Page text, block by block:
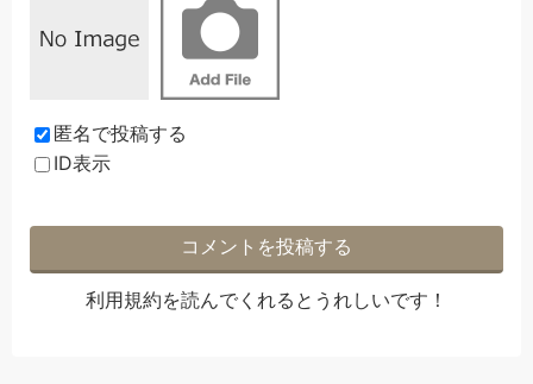
匿名で投稿する
ID表示
利用規約を読んでくれるとうれしいです！